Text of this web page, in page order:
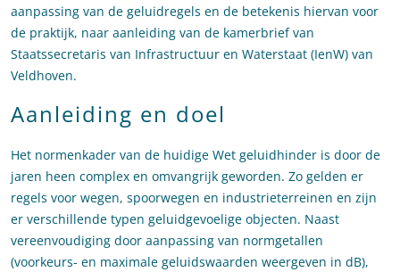
aanpassing van de geluidregels en de betekenis hiervan voor
de praktijk, naar aanleiding van de kamerbrief van
Staatssecretaris van Infrastructuur en Waterstaat (IenW) van
Veldhoven.
Aanleiding en doel
Het normenkader van de huidige Wet geluidhinder is door de
jaren heen complex en omvangrijk geworden. Zo gelden er
regels voor wegen, spoorwegen en industrieterreinen en zijn
er verschillende typen geluidgevoelige objecten. Naast
vereenvoudiging door aanpassing van normgetallen
(voorkeurs- en maximale geluidswaarden weergeven in dB),